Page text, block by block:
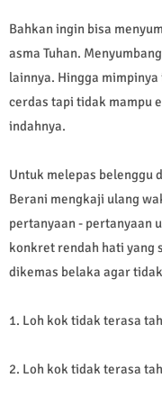
Bahkan ingin bisa
asma Tuhan.
lainnya. Hingga
cerdas tapi tidak mampu
indahnya.
Untuk melepas belenggu
Berani mengkaji ulang
pertanyaan - pertanyaan
konkret rendah hati yang
dikemas belaka agar
1. Loh kok tidak terasa
2. Loh kok tidak terasa